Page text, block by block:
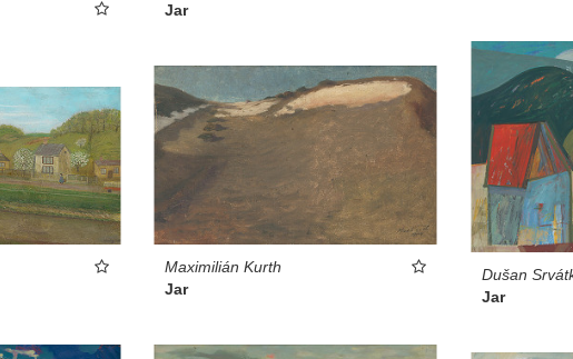
Jar
Dušan
Jar
Maximilián Kurth
Jar